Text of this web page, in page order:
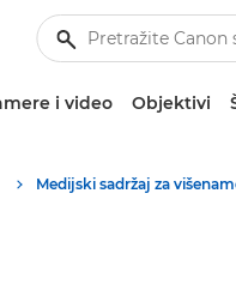
i video Objektivi